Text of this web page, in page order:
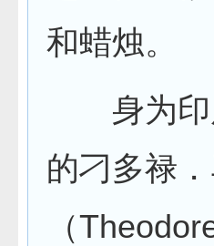
和蜡烛。
身为印
的刁多禄
（